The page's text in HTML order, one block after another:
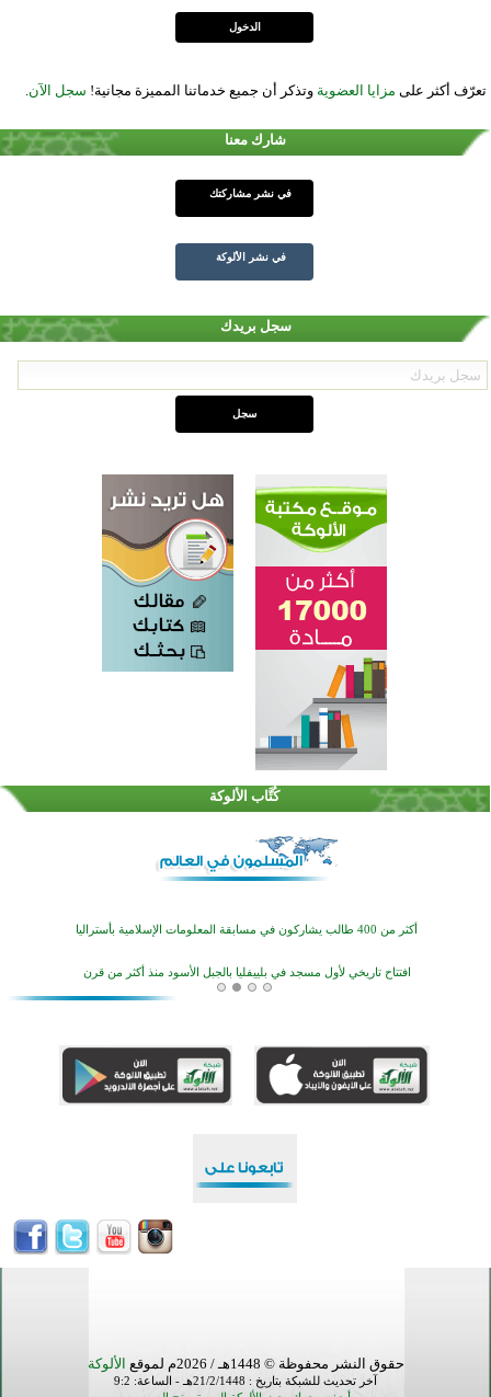
تعرّف أكثر على مزايا العضوية وتذكر أن جميع خدماتنا المميزة مجانية! سجل الآن
شارك معنا
في نشر مشاركتك
في نشر الألوكة
سجل بريدك
كُتَّاب الألوكة
اختتام الدورة التاسعة لمسابقة حفظ وتلاوة القرآن الكريم في أزناكاييف
أكبر مشروع إسلامي في ريف أستراليا يفتتح أبوابه بعد سنوات من العمل والعطاء
اختتام الدورة التاسعة لمسابقة حفظ وتلاوة القرآن الكريم في أزناكاييف
اختتام منافسات قرآنية متميزة في بنغلاديش بمشاركة 3000 متسابق
حقوق النشر محفوظة © 1448هـ / 2026م لموقع الألوكة
آخر تحديث للشبكة بتاريخ : 21/2/1448هـ - الساعة: 9:2